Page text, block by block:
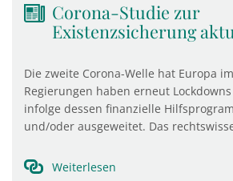
Corona-Studie zur
Existenzsicherung
Die zweite Corona-Welle hat Europa
Regierungen haben erneut
infolge dessen finanzielle
und/oder ausgeweitet. Das
Weiterlesen